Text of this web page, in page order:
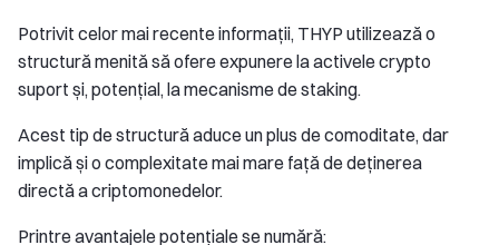
Potrivit celor mai recente informații, THYP utilizează o
structură menită să ofere expunere la activele crypto
suport și, potențial, la mecanisme de staking.
Acest tip de structură aduce un plus de comoditate, dar
implică și o complexitate mai mare față de deținerea
directă a criptomonedelor.
Printre avantajele potențiale se numără: